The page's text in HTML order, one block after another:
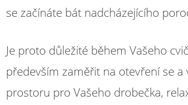
se začínáte bát nadcházejícího
Je proto důležité během Vašeho
především zaměřit na otevření se a
prostoru pro Vašeho drobečka,